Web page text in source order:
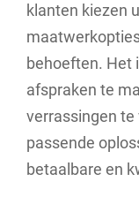
klanten kiezen
behoeften. Het
afspraken te
verrassingen
passende
betaalbare en